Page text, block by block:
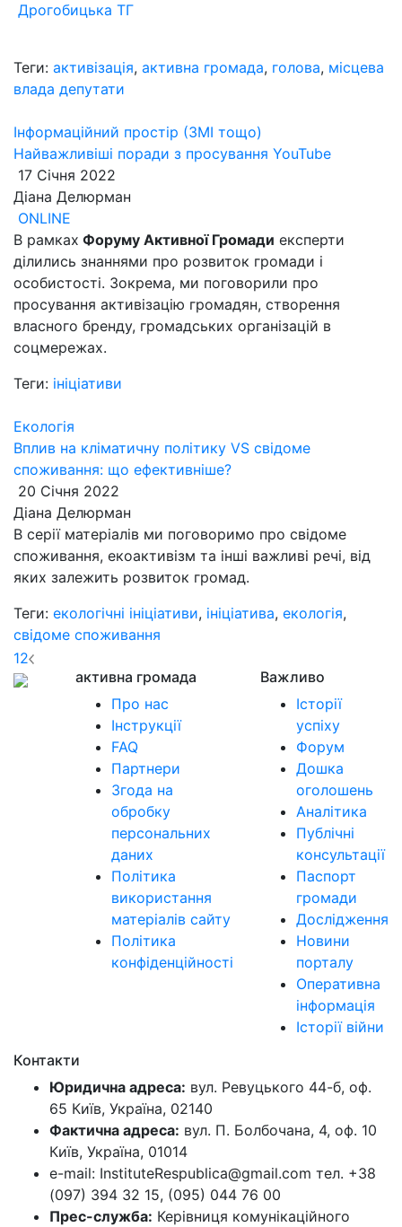
Дрогобицька ТГ
Теги: активізація, активна громада, голова, місцева
влада депутати
Інформаційний простір (ЗМІ тощо)
Найважливіші поради з просування YouTube
17 Січня 2022
Діана Делюрман
ONLINE
В рамках Форуму Активної Громади експерти
ділились знаннями про розвиток громади і
особистості. Зокрема, ми поговорили про
просування активізацію громадян, створення
власного бренду, громадських організацій в
соцмережах.
Теги: ініціативи
Екологія
Вплив на кліматичну політику VS свідоме
споживання: що ефективніше?
20 Січня 2022
Діана Делюрман
В серії матеріалів ми поговоримо про свідоме
споживання, екоактивізм та інші важливі речі, від
яких залежить розвиток громад.
Теги: екологічні ініціативи, ініціатива, екологія,
свідоме споживання
12
активна громада
Про нас
Інструкції
FAQ
Партнери
Згода на
обробку
персональних
даних
Політика
використання
матеріалів сайту
Політика
конфіденційності
Важливо
Історії
успіху
Форум
Дошка
оголошень
Аналітика
Публічні
консультації
Паспорт
громади
Дослідження
Новини
порталу
Оперативна
інформація
Історії війни
Контакти
Юридична адреса: вул. Ревуцького 44-б, оф.
65 Київ, Україна, 02140
Фактична адреса: вул. П. Болбочана, 4, оф. 10
Київ, Україна, 01014
e-mail: InstituteRespublica@gmail.com тел. +38
(097) 394 32 15, (095) 044 76 00
Прес-служба: Керівниця комунікаційного